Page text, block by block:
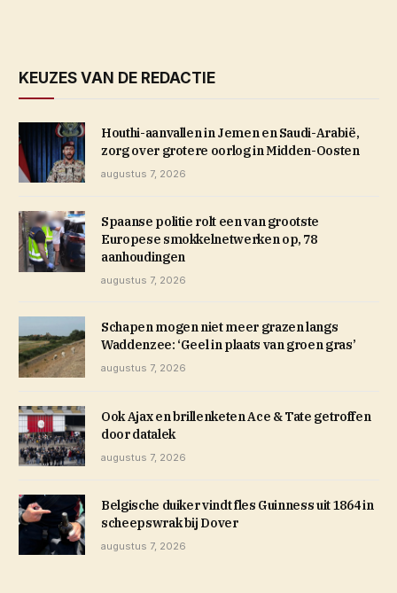
KEUZES VAN DE REDACTIE
Houthi-aanvallen in Jemen en Saudi-Arabië,
zorg over grotere oorlog in Midden-Oosten
augustus 7, 2026
Spaanse politie rolt een van grootste
Europese smokkelnetwerken op, 78
aanhoudingen
augustus 7, 2026
Schapen mogen niet meer grazen langs
Waddenzee: ‘Geel in plaats van groen gras’
augustus 7, 2026
Ook Ajax en brillenketen Ace & Tate getroffen
door datalek
augustus 7, 2026
Belgische duiker vindt fles Guinness uit 1864 in
scheepswrak bij Dover
augustus 7, 2026